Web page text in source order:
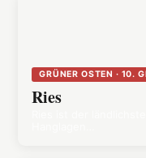
GRÜNER OSTEN · 10.
Ries